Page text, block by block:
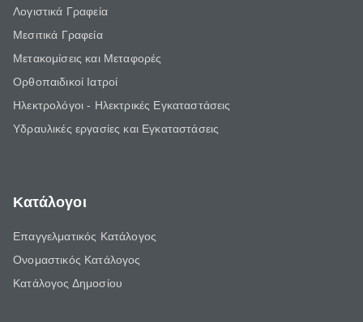
Λογιστικά Γραφεία
Μεσιτικά Γραφεία
Μετακομίσεις και Μεταφορές
Ορθοπαιδικοί Ιατροί
Ηλεκτρολόγοι - Ηλεκτρικές Εγκαταστάσεις
Υδραυλικές εργασίες και Εγκαταστάσεις
Κατάλογοι
Επαγγελματικός Κατάλογος
Ονομαστικός Κατάλογος
Κατάλογος Δημοσίου